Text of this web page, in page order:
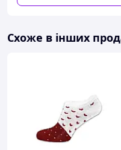
Схоже в інших